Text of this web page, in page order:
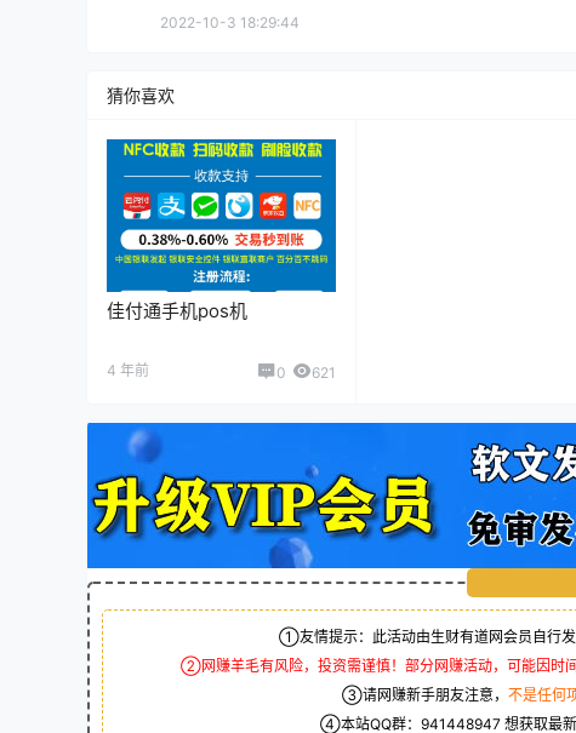
2022-10-3 18:29:44
猜你喜欢
佳付通手机pos机
4 年前 0 621
①友情提示：此活动由生财有道网会员自行发
②网赚羊毛有风险，投资需谨慎！部分网赚活动，可能因时
③请网赚新手朋友注意， 不是任何
④本站QQ群： 941448947 想获取最